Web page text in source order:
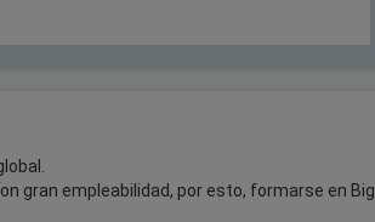
gran empleabilidad, por esto, formarse en Big